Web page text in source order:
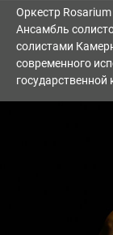
Оркестр Rosarium
Ансамбль
солистами
современного